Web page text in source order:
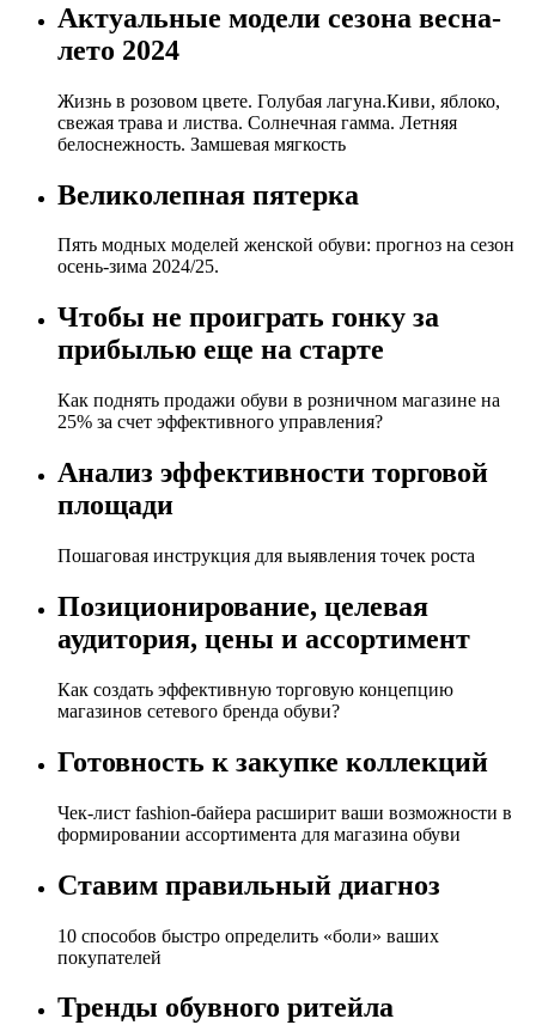
Актуальные модели сезона весна-
лето 2024
Жизнь в розовом цвете. Голубая лагуна.Киви, яблоко,
свежая трава и листва. Солнечная гамма. Летняя
белоснежность. Замшевая мягкость
Великолепная пятерка
Пять модных моделей женской обуви: прогноз на сезон
осень-зима 2024/25.
Чтобы не проиграть гонку за
прибылью еще на старте
Как поднять продажи обуви в розничном магазине на
25% за счет эффективного управления?
Анализ эффективности торговой
площади
Пошаговая инструкция для выявления точек роста
Позиционирование, целевая
аудитория, цены и ассортимент
Как создать эффективную торговую концепцию
магазинов сетевого бренда обуви?
Готовность к закупке коллекций
Чек-лист fashion-байера расширит ваши возможности в
формировании ассортимента для магазина обуви
Ставим правильный диагноз
10 способов быстро определить «боли» ваших
покупателей
Тренды обувного ритейла